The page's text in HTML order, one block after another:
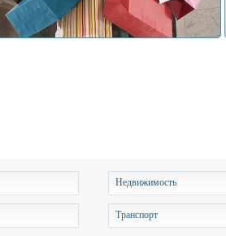
Недвижимость
Транспорт